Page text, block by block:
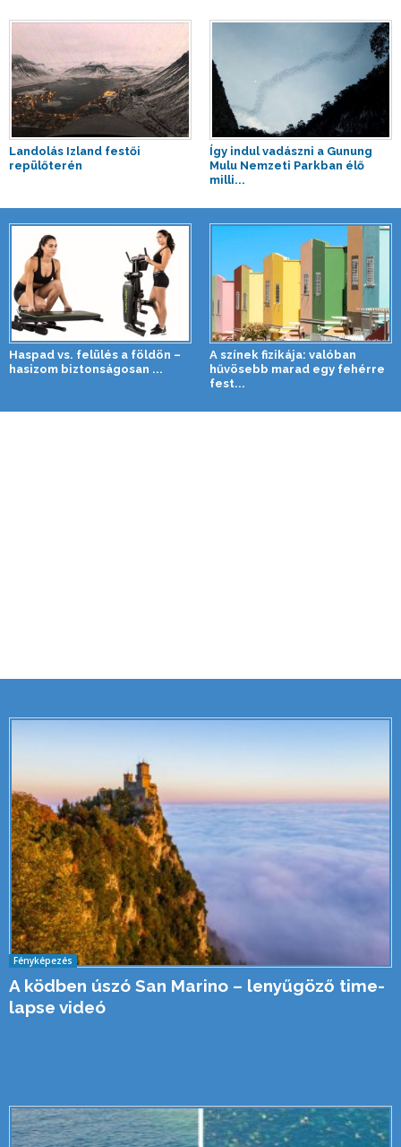
Landolás Izland festői
repülőterén
Így indul vadászni a Gunung
Mulu Nemzeti Parkban élő
milli...
Haspad vs. felülés a földön –
hasizom biztonságosan ...
A színek fizikája: valóban
hűvösebb marad egy fehérre
fest...
Fényképezés
A ködben úszó San Marino – lenyűgöző time-
lapse videó